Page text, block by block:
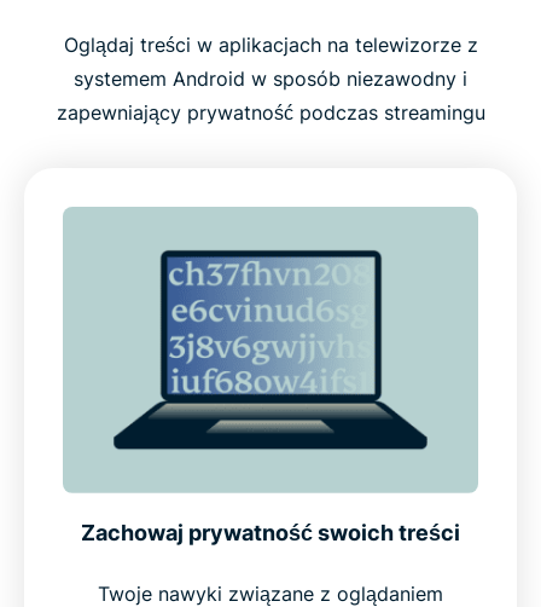
Na co zwrócić uwagę przy wyborze VPN dla
Android TV
Globalna sieć stworzona z myślą o szybkości i
niezawodności
Działa na urządzeniach z systemem Android TV
Dlaczego warto wybrać ExpressVPN zamiast
Oglądaj treści w aplikacjach na telewizorze z
systemem Android w sposób niezawodny i
zapewniający prywatność podczas streamingu
Zachowaj prywatność swoich treści
Twoje nawyki związane z oglądaniem